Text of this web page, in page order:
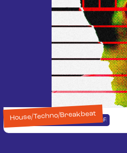
House/techno/breakbeat
https://on.soundcloud.com/